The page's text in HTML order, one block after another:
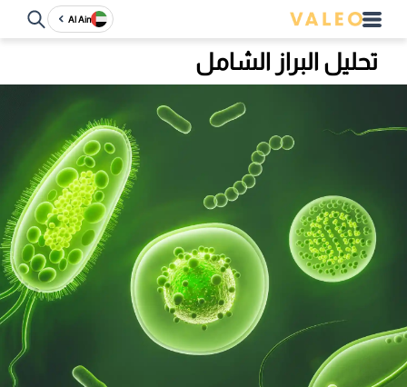
Al Ain
تحليل البراز الشامل